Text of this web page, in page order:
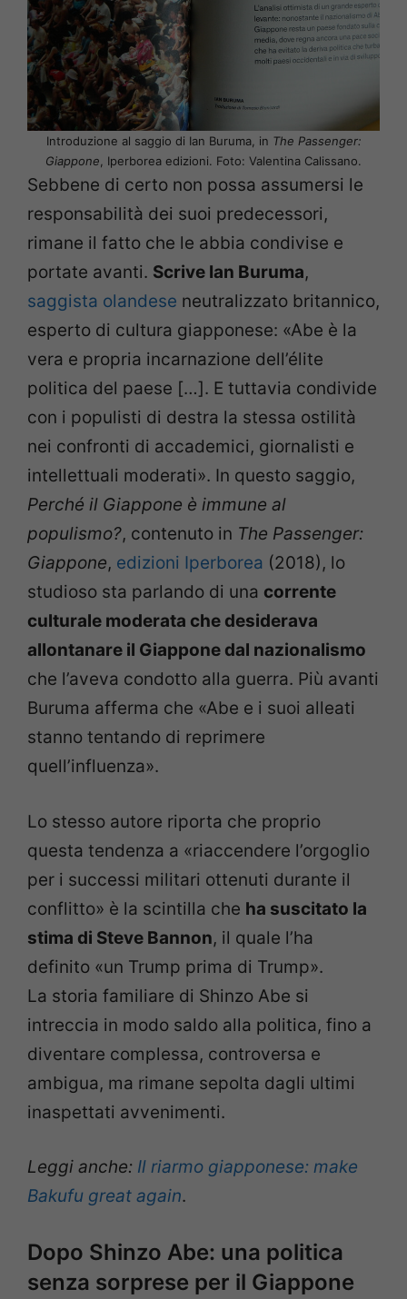
Introduzione al saggio di Ian Buruma, in The Passenger:
Giappone , Iperborea edizioni. Foto: Valentina Calissano.
Sebbene di certo non possa assumersi le
responsabilità dei suoi predecessori,
rimane il fatto che le abbia condivise e
portate avanti. Scrive Ian Buruma,
saggista olandese neutralizzato britannico,
esperto di cultura giapponese: «Abe è la
vera e propria incarnazione dell’élite
politica del paese […]. E tuttavia condivide
con i populisti di destra la stessa ostilità
nei confronti di accademici, giornalisti e
intellettuali moderati». In questo saggio,
Perché il Giappone è immune al
populismo?, contenuto in The Passenger:
Giappone, edizioni Iperborea (2018), lo
studioso sta parlando di una corrente
culturale moderata che desiderava
allontanare il Giappone dal nazionalismo
che l’aveva condotto alla guerra. Più avanti
Buruma afferma che «Abe e i suoi alleati
stanno tentando di reprimere
quell’influenza».
Lo stesso autore riporta che proprio
questa tendenza a «riaccendere l’orgoglio
per i successi militari ottenuti durante il
conflitto» è la scintilla che ha suscitato la
stima di Steve Bannon, il quale l’ha
definito «un Trump prima di Trump».
La storia familiare di Shinzo Abe si
intreccia in modo saldo alla politica, fino a
diventare complessa, controversa e
ambigua, ma rimane sepolta dagli ultimi
inaspettati avvenimenti.
Leggi anche: Il riarmo giapponese: make
Bakufu great again.
Dopo Shinzo Abe: una politica
senza sorprese per il Giappone